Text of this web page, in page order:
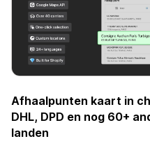
Afhaalpunten kaart in
DHL, DPD en nog 60+
landen